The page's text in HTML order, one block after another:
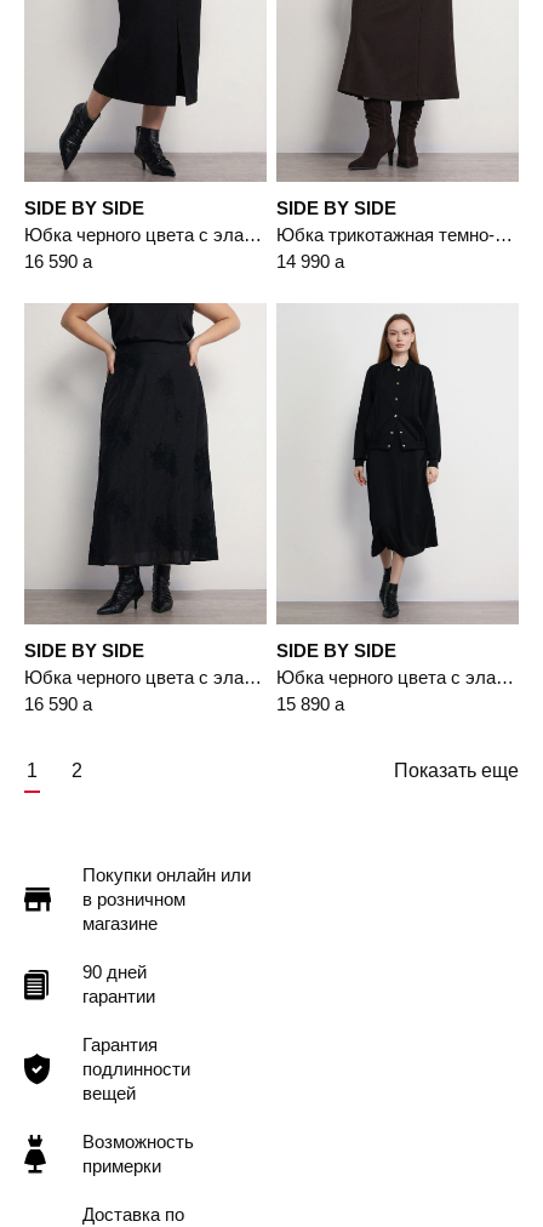
SIDE BY SIDE
Юбка черного цвета с эластичным поясом
16 590 a
SIDE BY SIDE
Юбка трикотажная темно-коричневого цвета А-силуэта
14 990 a
SIDE BY SIDE
Юбка черного цвета с эластичным поясом
16 590 a
SIDE BY SIDE
Юбка черного цвета с эластичным поясом
15 890 a
1 2 Показать еще
Покупки онлайн или
в розничном
магазине
90 дней
гарантии
Гарантия
подлинности
вещей
Возможность
примерки
Доставка по